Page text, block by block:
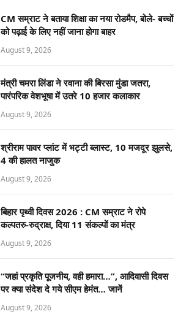
CM सम्राट ने बताया शिक्षा का नया रोडमैप, बोले- बच्चों
को पढ़ाई के लिए नहीं जाना होगा बाहर
August 9, 2026
मंत्री चमरा लिंडा ने रवाना की बिरसा मुंडा जतरा,
पारंपरिक वेशभूषा में उतरे 10 हजार कलाकार
August 9, 2026
श्रीराम पावर प्लांट में भट्टी ब्लास्ट, 10 मजदूर झुलसे,
4 की हालत नाजुक
August 9, 2026
बिहार पृथ्वी दिवस 2026 : CM सम्राट ने रोपे
कल्पतरु-रुद्राक्ष, दिया 11 संकल्पों का मंत्र
August 9, 2026
“जहां प्रकृति पूजनीय, वही हमारा…”, आदिवासी दिवस
पर क्या संदेश दे गये सीएम हेमंत… जानें
August 9, 2026